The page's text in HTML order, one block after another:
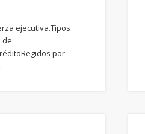
ejecutiva.Tipos
de
por